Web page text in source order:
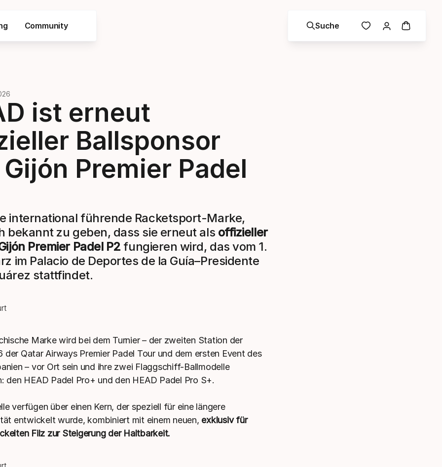
Community Suche
ist erneut
Ballsponsor
Premier Padel
international führende Racketsport-Marke,
bekannt zu geben, dass sie erneut als offizieller
Premier Padel P2 fungieren wird, das vom 1.
im Palacio de Deportes de la Guía–Presidente
stattfindet.
Marke wird bei dem Turnier – der zweiten Station der
der Qatar Airways Premier Padel Tour und dem ersten Event des
– vor Ort sein und ihre zwei Flaggschiff-Ballmodelle
den HEAD Padel Pro+ und den HEAD Padel Pro S+.
verfügen über einen Kern, der speziell für eine längere
entwickelt wurde, kombiniert mit einem neuen, exklusiv für
Filz zur Steigerung der Haltbarkeit.